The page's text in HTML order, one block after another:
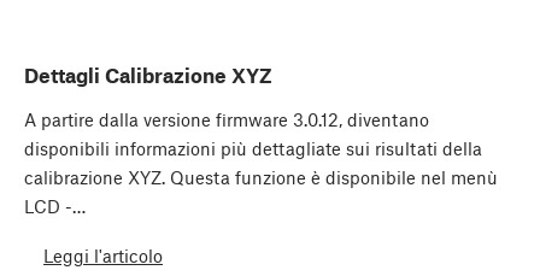
Dettagli Calibrazione XYZ
A partire dalla versione firmware 3.0.12, diventano
disponibili informazioni più dettagliate sui risultati della
calibrazione XYZ. Questa funzione è disponibile nel menù
LCD -…
Leggi l'articolo